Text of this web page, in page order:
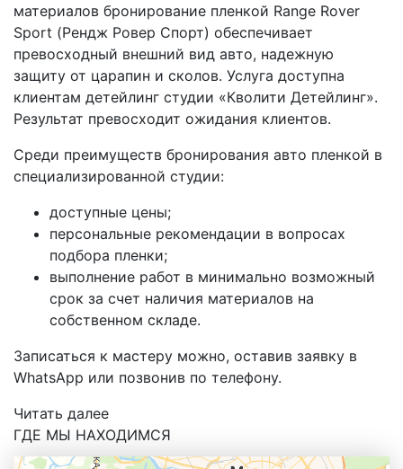
материалов бронирование пленкой Range Rover
Sport (Рендж Ровер Спорт) обеспечивает
превосходный внешний вид авто, надежную
защиту от царапин и сколов. Услуга доступна
клиентам детейлинг студии «Кволити Детейлинг».
Результат превосходит ожидания клиентов.
Среди преимуществ бронирования авто пленкой в
специализированной студии:
доступные цены;
персональные рекомендации в вопросах
подбора пленки;
выполнение работ в минимально возможный
срок за счет наличия материалов на
собственном складе.
Записаться к мастеру можно, оставив заявку в
WhatsApp или позвонив по телефону.
Читать далее
ГДЕ МЫ НАХОДИМСЯ